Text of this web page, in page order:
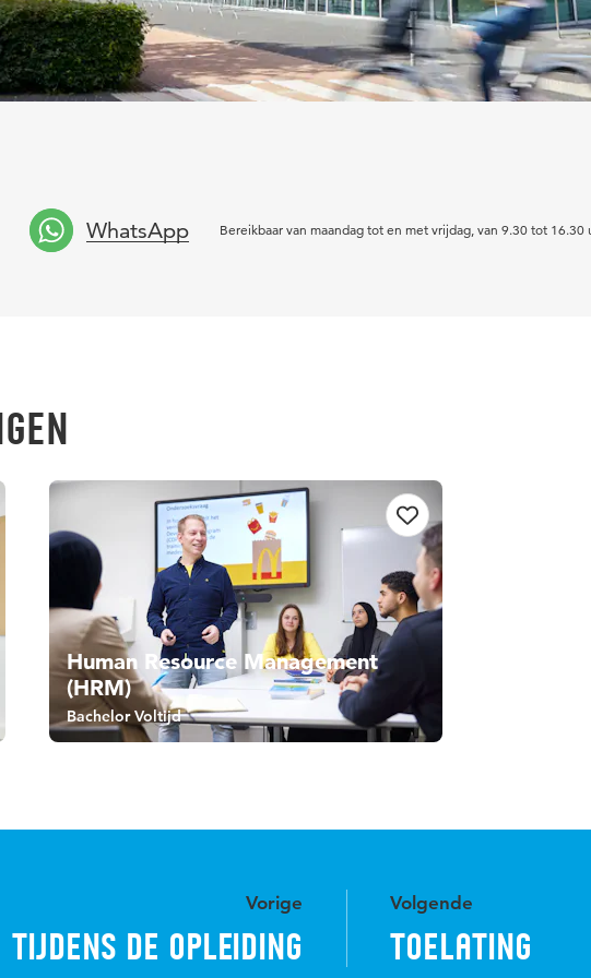
WhatsApp Bereikbaar van maandag tot en met vrijdag, van 9.30 tot 16.30
Human Resource Management
(HRM)
Bachelor Voltijd
Vorige
Tijdens de opleiding
Volgende
Toelating